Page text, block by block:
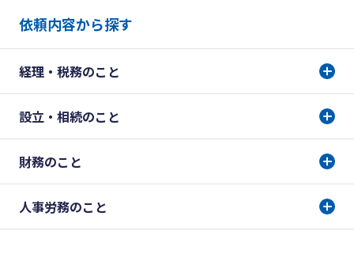
依頼内容から探す
経理・税務のこと
設立・相続のこと
財務のこと
人事労務のこと